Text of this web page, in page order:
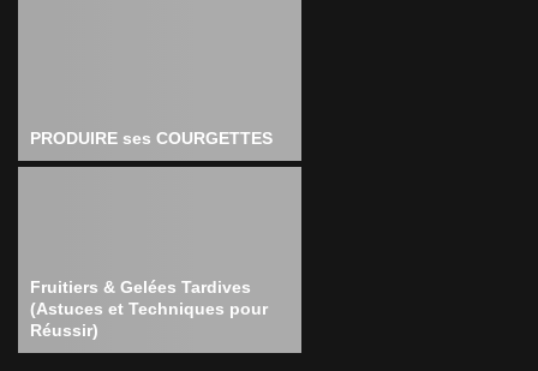
PRODUIRE ses COURGETTES
Fruitiers & Gelées Tardives
(Astuces et Techniques pour
Réussir)